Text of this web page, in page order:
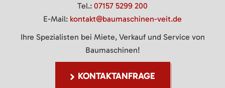
Tel.: 07157 5299 200
E-Mail: kontakt@baumaschinen-veit.de
Ihre Spezialisten bei Miete, Verkauf und Service von
Baumaschinen!
KONTAKTANFRAGE